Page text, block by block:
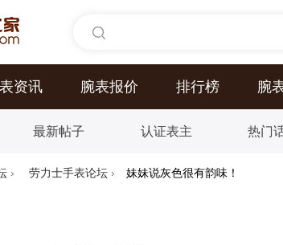
资讯 腕表报价 排行榜 腕
最新帖子 认证表主 热门
› 劳力士手表论坛 › 妹妹说灰色很有韵味！